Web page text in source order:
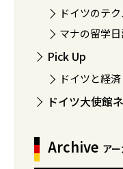
ドイツのテ
マナの留学
Pick Up
ドイツと経済
ドイツ大使館
Archive ア